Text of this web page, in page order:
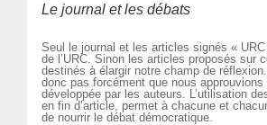
Le journal et les débats
Seul le journal et les articles signés « URC
de l’URC. Sinon les articles proposés sur
destinés à élargir notre champ de
donc pas forcément que nous
développée par les auteurs. L’utilisation
en fin d’article, permet à chacune et
de nourrir le débat démocratique.